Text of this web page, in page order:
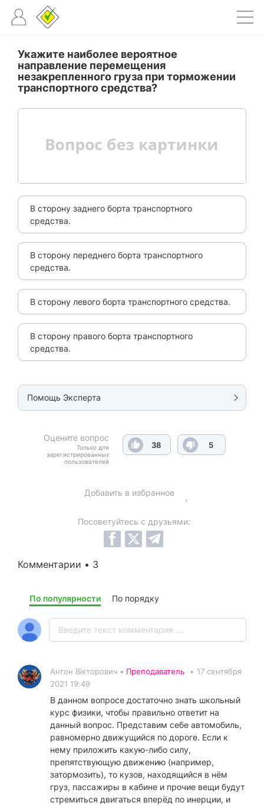
Укажите наиболее вероятное
направление перемещения
незакрепленного груза при торможении
транспортного средства?
В сторону заднего борта транспортного
средства.
В сторону переднего борта транспортного
средства.
В сторону левого борта транспортного средства.
В сторону правого борта транспортного
средства.
Помощь Эксперта
Оцените вопрос
Только для
зарегистрированных
пользователей
38 5
Добавить в избранное
Посоветуйтесь с друзьями:
Комментарии • 3
По популярности По порядку
Антон Вікторович • Преподаватель • 17 сентября
2021 19:49
В данном вопросе достаточно знать школьный
курс физики, чтобы правильно ответит на
данный вопрос. Представим себе автомобиль,
равномерно движущийся по дороге. Если к
нему приложить какую-либо силу,
препятствующую движению (например,
затормозить), то кузов, находящийся в нём
груз, пассажиры в кабине и прочие вещи будут
стремиться двигаться вперёд по инерции, и